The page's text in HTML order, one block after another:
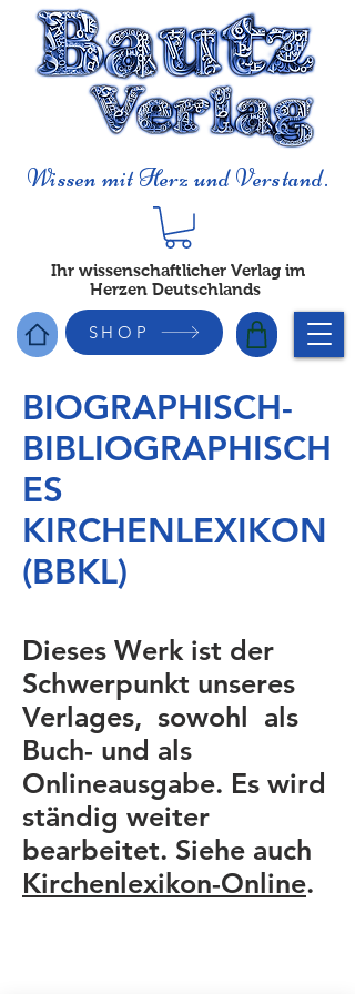
Wissen mit Herz und Verstand.
Ihr wissenschaftlicher Verlag im
Herzen Deutschlands
SHOP
BIOGRAPHISCH-
BIBLIOGRAPHISCH
ES
KIRCHENLEXIKON
(BBKL)
Dieses Werk ist der
Schwerpunkt unseres
Verlages, sowohl als
Buch- und als
Onlineausgabe. Es wird
ständig weiter
bearbeitet. Siehe auch
Kirchenlexikon-Online.